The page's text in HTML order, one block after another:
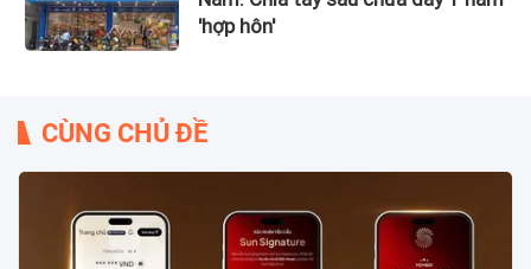
'hợp hôn'
CÙNG CHỦ ĐỀ